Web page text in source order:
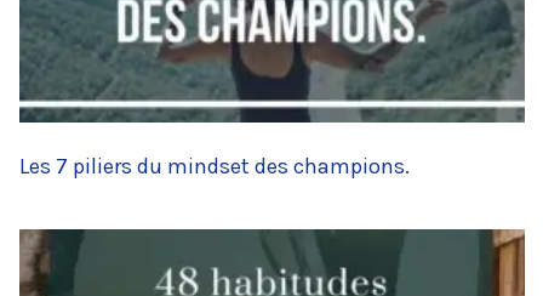
Les 7 piliers du mindset des champions.